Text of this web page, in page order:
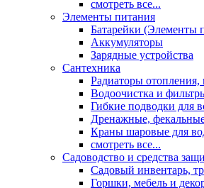
смотреть все...
Элементы питания
Батарейки (Элементы
Аккумуляторы
Зарядные устройства
Сантехника
Радиаторы
Водоочистка и
Гибкие подводки для
Дренажные,
Краны шаровые для
смотреть все...
Садоводство и средства
Садовый инвентарь,
Горшки, мебель и